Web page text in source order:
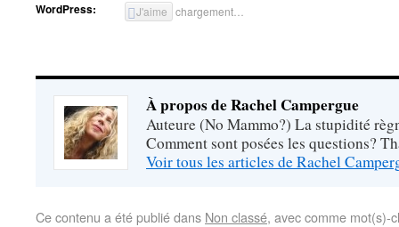
WordPress: J'aime chargement…
À propos de Rachel Campergue
Auteure (No Mammo?) La stupidité
Comment sont posées les questions?
Voir tous les articles de Rachel
Ce contenu a été publié dans Non classé, avec comme mot(s)-